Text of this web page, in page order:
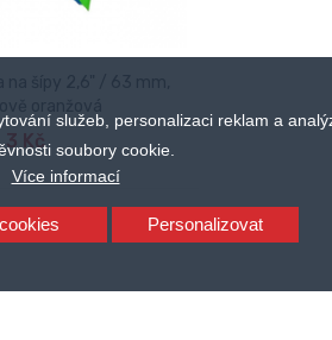
služeb, personalizaci reklam a
soubory cookie.
Více informací
Personalizovat
3 Kč
DO KOŠÍKU